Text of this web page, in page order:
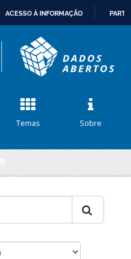
CONTEÚDO
ACESSO À INFORMAÇÃO
Temas Sobre